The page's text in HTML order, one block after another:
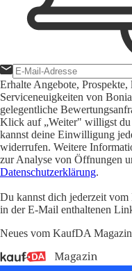
Erhalte Angebote,
Serviceneuigkeiten von
gelegentliche
Klick auf „Weiter" willigst
kannst deine Einwilligung
widerrufen. Weitere
zur Analyse von Öffnungen
Datenschutzerklärung.
Du kannst dich jederzeit
in der E-Mail enthaltenen
Neues vom KaufDA Magazin